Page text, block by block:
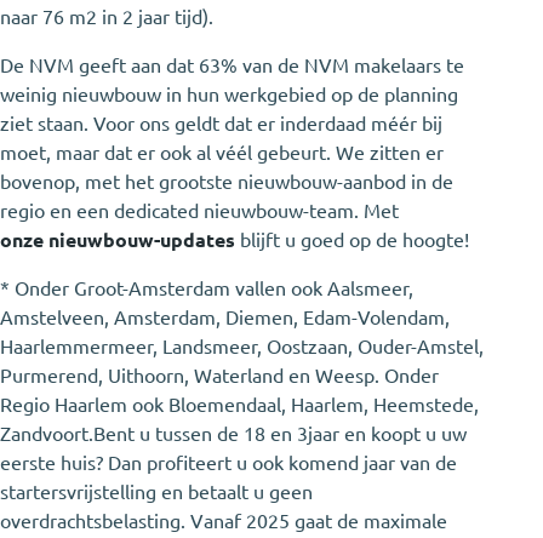
naar 76 m2 in 2 jaar tijd).
De NVM geeft aan dat 63% van de NVM makelaars te
weinig nieuwbouw in hun werkgebied op de planning
ziet staan. Voor ons geldt dat er inderdaad méér bij
moet, maar dat er ook al véél gebeurt. We zitten er
bovenop, met het grootste nieuwbouw-aanbod in de
regio en een dedicated nieuwbouw-team. Met
onze nieuwbouw-updates blijft u goed op de hoogte!
* Onder Groot-Amsterdam vallen ook Aalsmeer,
Amstelveen, Amsterdam, Diemen, Edam-Volendam,
Haarlemmermeer, Landsmeer, Oostzaan, Ouder-Amstel,
Purmerend, Uithoorn, Waterland en Weesp. Onder
Regio Haarlem ook Bloemendaal, Haarlem, Heemstede,
Zandvoort.Bent u tussen de 18 en 3jaar en koopt u uw
eerste huis? Dan profiteert u ook komend jaar van de
startersvrijstelling en betaalt u geen
overdrachtsbelasting. Vanaf 2025 gaat de maximale